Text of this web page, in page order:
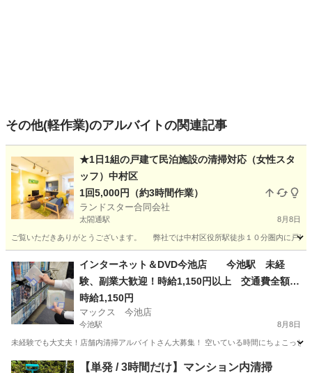
その他(軽作業)のアルバイトの関連記事
★1日1組の戸建て民泊施設の清掃対応（女性スタ
ッフ）中村区
1回5,000円（約3時間作業）
ランドスター合同会社
太閤通駅 8月8日
ご覧いただきありがとうございます。 弊社では中村区役所駅徒歩１０分圏内に
太閤通駅 清掃 スタッフ
インターネット＆DVD今池店 今池駅 未経
験、副業大歓迎！時給1,150円以上 交通費全額支
給 髪型髪色自由 日払い、週払いOK！ 店舗内
清掃アルバイト 1日4時間以上 週1日からOK
時給1,150円
マックス 今池店
今池駅 8月8日
未経験でも大丈夫！店舗内清掃アルバイトさん大募集！ 空いている時間にちょこっ
愛知 名古屋市 今池駅 清掃 フリーダイヤル
【単発 / 3時間だけ】マンション内清掃